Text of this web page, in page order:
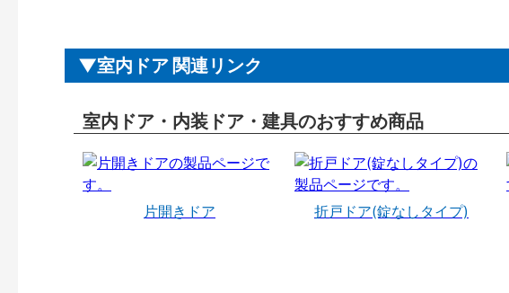
室内ドア 関連リンク
室内ドア・内装ドア・建具のおすすめ商品
片開きドア 折戸ドア(錠なしタイプ)